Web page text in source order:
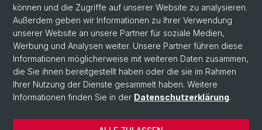
Links
Spenden
Social Media
Instagram
können und die Zugriffe auf unserer Website zu analysieren.
Außerdem geben wir Informationen zu Ihrer Verwendung
unserer Website an unsere Partner für soziale Medien,
Werbung und Analysen weiter. Unsere Partner führen diese
Informationen möglicherweise mit weiteren Daten zusammen,
die Sie ihnen bereitgestellt haben oder die sie im Rahmen
Ihrer Nutzung der Dienste gesammelt haben. Weitere
Informationen finden Sie in der Datenschutzerklärung.